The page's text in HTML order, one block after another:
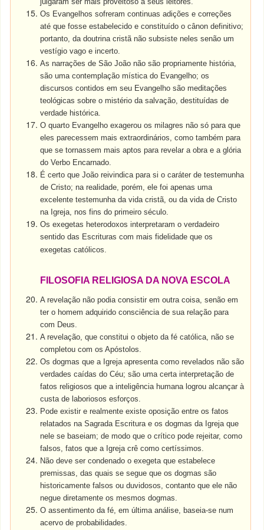
Os Evangelhos sofreram continuas adições e correções
até que fosse estabelecido e constituído o cânon definitivo;
portanto, da doutrina cristã não subsiste neles senão um
vestígio vago e incerto.
As narrações de São João não são propriamente história,
são uma contemplação mística do Evangelho; os
discursos contidos em seu Evangelho são meditações
teológicas sobre o mistério da salvação, destituídas de
verdade histórica.
O quarto Evangelho exagerou os milagres não só para que
eles parecessem mais extraordinários, como também para
que se tornassem mais aptos para revelar a obra e a glória
do Verbo Encarnado.
É certo que João reivindica para si o caráter de testemunha
de Cristo; na realidade, porém, ele foi apenas uma
excelente testemunha da vida cristã, ou da vida de Cristo
na Igreja, nos fins do primeiro século.
Os exegetas heterodoxos interpretaram o verdadeiro
sentido das Escrituras com mais fidelidade que os
exegetas católicos.
FILOSOFIA RELIGIOSA DA NOVA ESCOLA
A revelação não podia consistir em outra coisa, senão em
ter o homem adquirido consciência de sua relação para
com Deus.
A revelação, que constitui o objeto da fé católica, não se
completou com os Apóstolos.
Os dogmas que a Igreja apresenta como revelados não são
verdades caídas do Céu; são uma certa interpretação de
fatos religiosos que a inteligência humana logrou alcançar à
custa de laboriosos esforços.
Pode existir e realmente existe oposição entre os fatos
relatados na Sagrada Escritura e os dogmas da Igreja que
nele se baseiam; de modo que o crítico pode rejeitar, como
falsos, fatos que a Igreja crê como certíssimos.
Não deve ser condenado o exegeta que estabelece
premissas, das quais se segue que os dogmas são
historicamente falsos ou duvidosos, contanto que ele não
negue diretamente os mesmos dogmas.
O assentimento da fé, em última análise, baseia-se num
acervo de probabilidades.